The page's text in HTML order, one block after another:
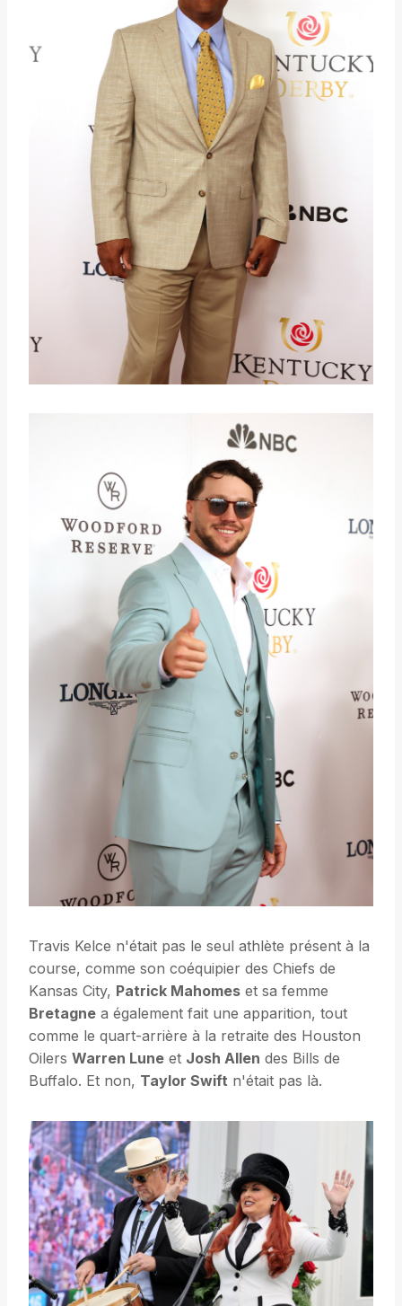
Travis Kelce n'était pas le seul athlète présent à la
course, comme son coéquipier des Chiefs de
Kansas City, Patrick Mahomes et sa femme
Bretagne a également fait une apparition, tout
comme le quart-arrière à la retraite des Houston
Oilers Warren Lune et Josh Allen des Bills de
Buffalo. Et non, Taylor Swift n'était pas là.